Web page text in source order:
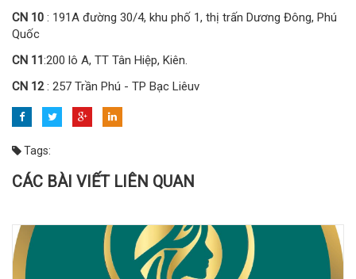
CN 10 : 191A đường 30/4, khu phố 1, thị trấn Dương Đông, Phú
Quốc
CN 11 :200 lô A, TT Tân Hiệp, Kiên.
CN 12: 257 Trần Phú - TP Bạc Liêuv
Tags:
CÁC BÀI VIẾT LIÊN QUAN